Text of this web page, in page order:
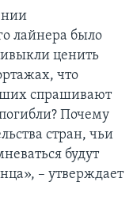
лайнера было
ценить
что
спрашивают
Почему
стран, чьи
будут
– утверждает